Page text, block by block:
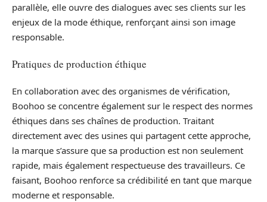
parallèle, elle ouvre des dialogues avec ses clients sur les
enjeux de la mode éthique, renforçant ainsi son image
responsable.
Pratiques de production éthique
En collaboration avec des organismes de vérification,
Boohoo se concentre également sur le respect des normes
éthiques dans ses chaînes de production. Traitant
directement avec des usines qui partagent cette approche,
la marque s’assure que sa production est non seulement
rapide, mais également respectueuse des travailleurs. Ce
faisant, Boohoo renforce sa crédibilité en tant que marque
moderne et responsable.